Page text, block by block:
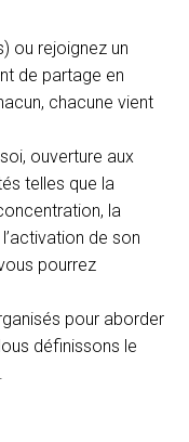
ou rejoignez un
de partage en
chacune vient
ouverture aux
telles que la
la
de son
pourrez
pour aborder
définissons le